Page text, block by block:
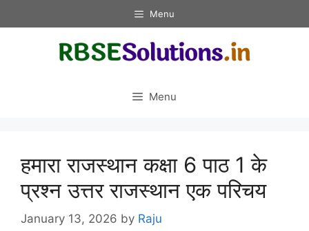
to
Menu
Menu
हमारा राजस्थान कक्षा 6 पाठ 1 के
प्रश्न उत्तर राजस्थान एक परिचय
January 13, 2026 by Raju